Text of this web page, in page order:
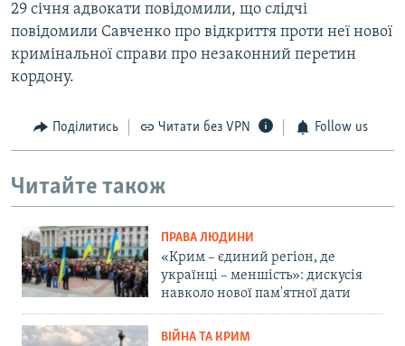
29 січня адвокати повідомили, що слідчі
повідомили Савченко про відкриття проти неї нової
кримінальної справи про незаконний перетин
кордону.
Поділитись Читати без VPN Follow us
Читайте також
ПРАВА ЛЮДИНИ
«Крим – єдиний регіон, де
українці – меншість»: дискусія
навколо нової пам'ятної дати
ВІЙНА ТА КРИМ